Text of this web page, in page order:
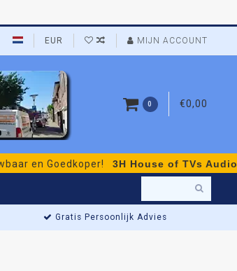
EUR MIJN ACCOUNT
0 €0,00
Goedkoper!3H House of TVs Audio &
Gratis Persoonlijk Advies